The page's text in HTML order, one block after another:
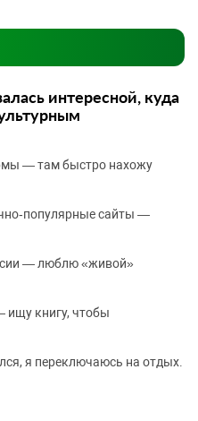
интересной, куда
— там быстро нахожу
сайты —
— люблю «живой»
ищу книгу, чтобы
я переключаюсь на отдых.